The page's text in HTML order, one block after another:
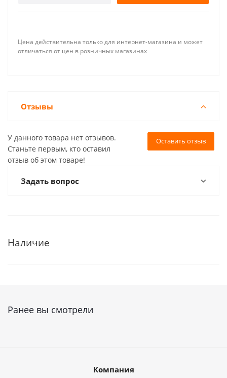
Цена действительна только для интернет-магазина и может
отличаться от цен в розничных магазинах
Отзывы
Оставить отзыв
У данного товара нет отзывов.
Станьте первым, кто оставил
отзыв об этом товаре!
Задать вопрос
Наличие
Ранее вы смотрели
Компания